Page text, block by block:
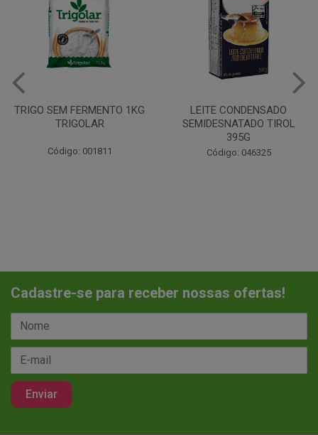
LEITE CONDENSADO
SEMIDESNATADO TIROL
Código: 046325
CHANTILINHO EM PO 400G
MIX
Código: 037442
Cadastre-se para receber nossas ofertas!